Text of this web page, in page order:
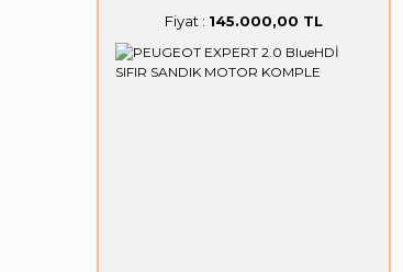
Fiyat : 145.000,00 TL